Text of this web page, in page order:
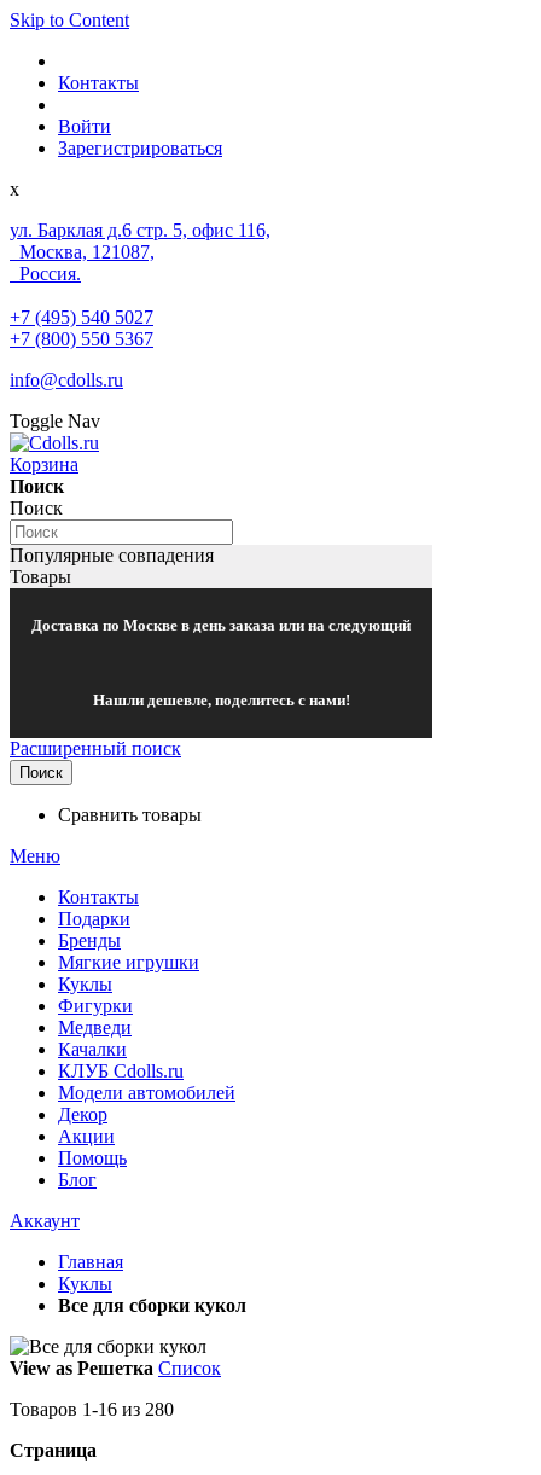
Skip to Content
Контакты
Войти
Зарегистрироваться
x
ул. Барклая д.6 стр. 5, офис 116,
Москва, 121087,
Россия.
+7 (495) 540 5027
+7 (800) 550 5367
info@cdolls.ru
Toggle Nav
Корзина
Поиск
Поиск
Популярные совпадения
Товары
Доставка по Москве в день заказа или на следующий
Нашли дешевле, поделитесь с нами!
Расширенный поиск
Поиск
Сравнить товары
Меню
Контакты
Подарки
Бренды
Мягкие игрушки
Куклы
Фигурки
Медведи
Качалки
КЛУБ Cdolls.ru
Модели автомобилей
Декор
Акции
Помощь
Блог
Аккаунт
Главная
Куклы
Все для сборки кукол
View as Решетка Список
Товаров 1-16 из 280
Страница